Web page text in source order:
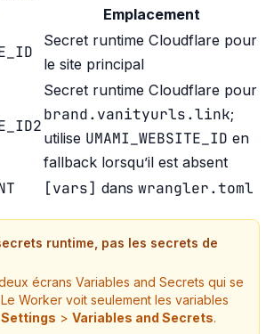
Emplacement
Secret runtime Cloudflare pour
le site principal
Secret runtime Cloudflare pour
brand.vanityurls.link;
utilise UMAMI_WEBSITE_ID en
fallback lorsqu’il est absent
[vars] dans wrangler.toml
runtime, pas les secrets de
écrans Variables and Secrets qui se
Worker voit seulement les variables
Settings > Variables and Secrets.